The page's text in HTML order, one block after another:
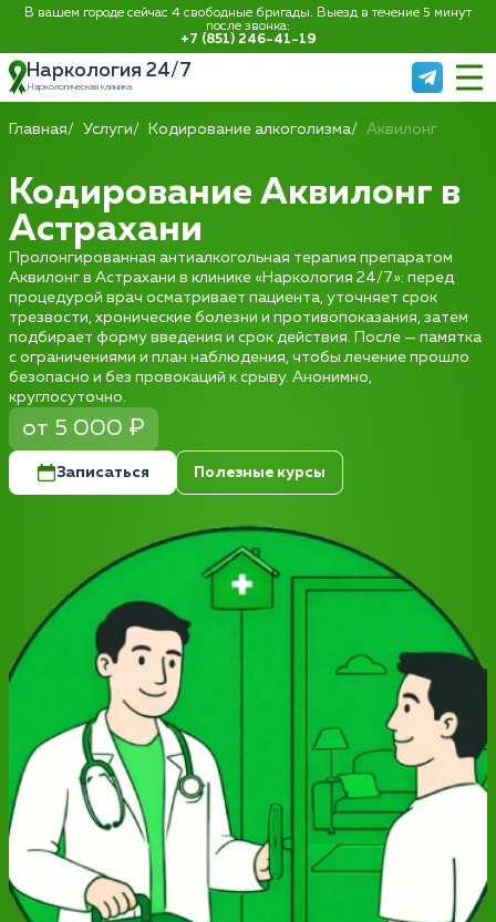
В вашем городе сейчас 4 свободные бригады. Выезд в течение 5 минут
после звонка:
+7 (851) 246-41-19
Наркология 24/7
Наркологическая клиника
Главная Услуги Кодирование алкоголизма Аквилонг
Кодирование Аквилонг в
Астрахани
Пролонгированная антиалкогольная терапия препаратом
Аквилонг в Астрахани в клинике «Наркология 24/7»: перед
процедурой врач осматривает пациента, уточняет срок
трезвости, хронические болезни и противопоказания, затем
подбирает форму введения и срок действия. После — памятка
с ограничениями и план наблюдения, чтобы лечение прошло
безопасно и без провокаций к срыву. Анонимно,
круглосуточно.
от 5 000 ₽
Записаться Полезные курсы